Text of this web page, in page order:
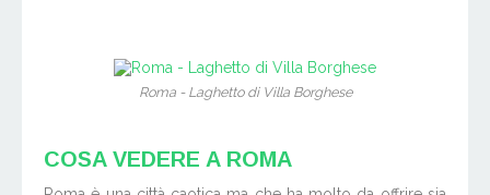
Roma - Laghetto di Villa Borghese
COSA VEDERE A ROMA